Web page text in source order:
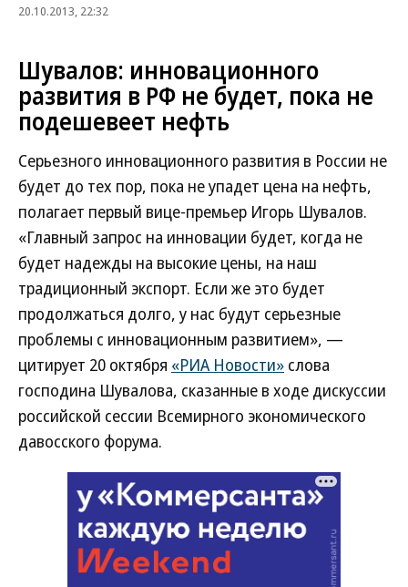
20.10.2013, 22:32
Шувалов: инновационного
развития в РФ не будет, пока не
подешевеет нефть
Серьезного инновационного развития в России не
будет до тех пор, пока не упадет цена на нефть,
полагает первый вице-премьер Игорь Шувалов.
«Главный запрос на инновации будет, когда не
будет надежды на высокие цены, на наш
традиционный экспорт. Если же это будет
продолжаться долго, у нас будут серьезные
проблемы с инновационным развитием», —
цитирует 20 октября «РИА Новости» слова
господина Шувалова, сказанные в ходе дискуссии
российской сессии Всемирного экономического
давосского форума.